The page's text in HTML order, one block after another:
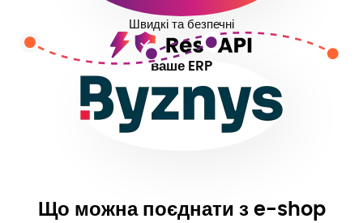
Швидкі та безпечні
ваше ERP
Що можна поєднати з e-shop